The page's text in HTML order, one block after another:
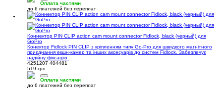
Оплата частями
до 6 платежей без переплат
Коннектор PIN CLIP action cam mount connector Fidlock, black (черный) для
GoPro
Конектор Fidlock PIN CLIP з кріпленням типу Go-Pro для швидкого магнітного
приєднання екшн-камер та інших аксесуарів до систем Fidlock. Забезпечує
надійну фіксацію.
4251207 404481
519 грн.
Оплата частями
до 6 платежей без переплат